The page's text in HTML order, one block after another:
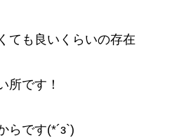
ても良いくらいの存在
所です！
らです(*´з`)